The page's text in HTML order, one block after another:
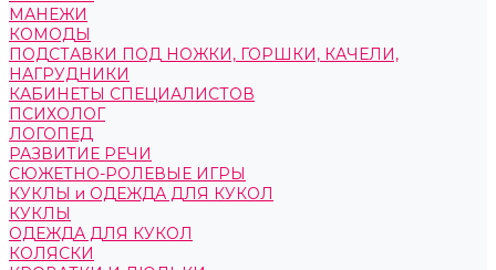
МАНЕЖИ
КОМОДЫ
ПОДСТАВКИ ПОД НОЖКИ, ГОРШКИ, КАЧЕЛИ,
НАГРУДНИКИ
КАБИНЕТЫ СПЕЦИАЛИСТОВ
ПСИХОЛОГ
ЛОГОПЕД
РАЗВИТИЕ РЕЧИ
СЮЖЕТНО-РОЛЕВЫЕ ИГРЫ
КУКЛЫ и ОДЕЖДА ДЛЯ КУКОЛ
КУКЛЫ
ОДЕЖДА ДЛЯ КУКОЛ
КОЛЯСКИ